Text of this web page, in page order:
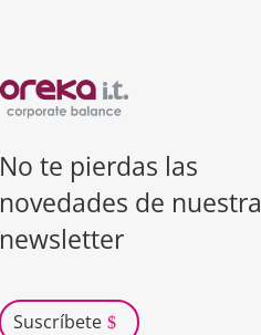
No te pierdas las
novedades de nuestra
newsletter
Suscríbete